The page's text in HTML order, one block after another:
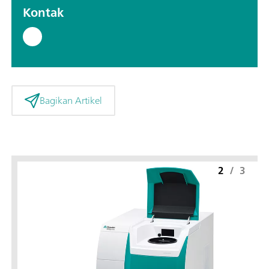
Kontak
Bagikan Artikel
2 / 3